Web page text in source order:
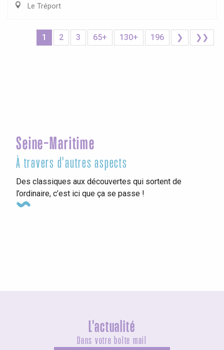
Le Tréport
1 2 3 65+ 130+ 196 ❯ ❯❯
Seine-Maritime
À travers d'autres aspects
Des classiques aux découvertes qui sortent de
l’ordinaire, c’est ici que ça se passe !
L'actualité
Dans votre boîte mail